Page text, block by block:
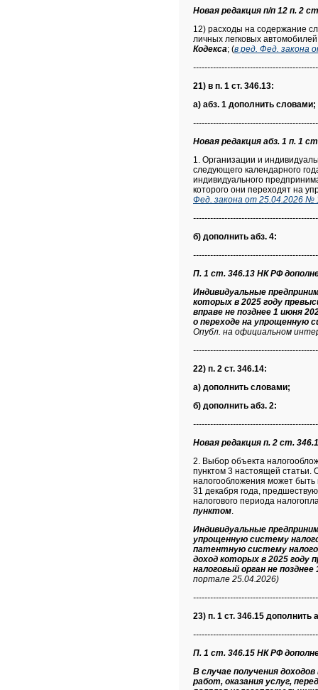
Новая редакция п/п 12 п. 2
12) расходы на содержание
личных легковых
Кодекса; (в ред. Фед. закона
21) в п. 1 ст. 346.13:
а) абз. 1 дополнить словами;
Новая редакция абз. 1 п. 1
1. Организации и
следующего календарного
индивидуального
которого они переходят на
Фед. закона от 25.04.2026 №
б) дополнить абз. 4:
П. 1 ст. 346.13 НК РФ
Индивидуальные
которых в 2025 году
вправе не позднее 1 июня
о переходе на упрощенную
Опубл. на официальном
22) п. 2 ст. 346.14:
а) дополнить словами;
б) дополнить абз. 2:
Новая редакция п. 2 ст.
2. Выбор объекта
пунктом 3 настоящей статьи.
налогообложения может быть
31 декабря года,
налогового периода
пунктом.
Индивидуальные
упрощенную систему
патентную систему
доход которых в 2025 году
налоговый орган не позднее
портале 25.04.2026)
23) п. 1 ст. 346.15 дополнить
П. 1 ст. 346.15 НК РФ
В случае получения
работ, оказания услуг,